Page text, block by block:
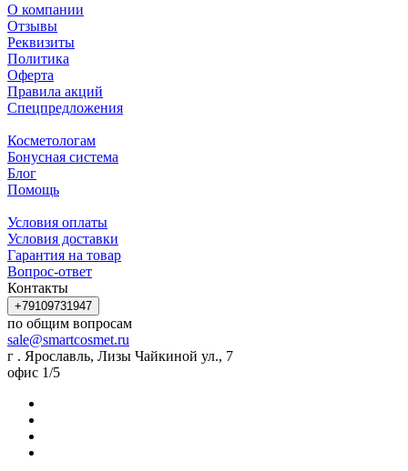
О компании
Отзывы
Реквизиты
Политика
Оферта
Правила акций
Спецпредложения
Косметологам
Бонусная система
Блог
Помощь
Условия оплаты
Условия доставки
Гарантия на товар
Вопрос-ответ
Контакты
+79109731947
по общим вопросам
sale@smartcosmet.ru
г . Ярославль, Лизы Чайкиной ул., 7
офис 1/5